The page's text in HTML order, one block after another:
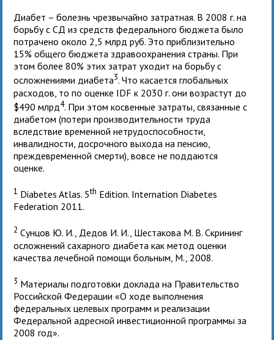
Диабет – болезнь чрезвычайно затратная. В 2008 г. на
борьбу с СД из средств федерального бюджета было
потрачено около 2,5 млрд руб. Это приблизительно
15% общего бюджета здравоохранения страны. При
этом более 80% этих затрат уходит на борьбу с
осложнениями диабета3. Что касается глобальных
расходов, то по оценке IDF к 2030 г. они возрастут до
$490 млрд4. При этом косвенные затраты, связанные с
диабетом (потери производительности труда
вследствие временной нетрудоспособности,
инвалидности, досрочного выхода на пенсию,
преждевременной смерти), вовсе не поддаются
оценке.
1 Diabetes Atlas. 5th Edition. Internation Diabetes
Federation 2011.
2 Сунцов Ю. И., Дедов И. И., Шестакова М. В. Скрининг
осложнений сахарного диабета как метод оценки
качества лечебной помощи больным, М., 2008.
3 Материалы подготовки доклада на Правительство
Российской Федерации «О ходе выполнения
федеральных целевых программ и реализации
Федеральной адресной инвестиционной программы за
2008 год».